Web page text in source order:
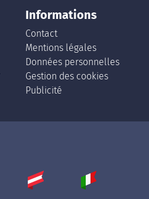
Informations
Contact
Mentions légales
Données personnelles
Gestion des cookies
Publicité